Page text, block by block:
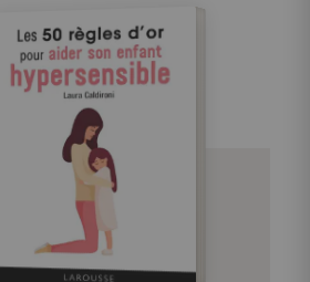
devoirs, les mandalas et les spirales pour
la Brain Gym… Enfin, offrez-lui votre
bienveillance !